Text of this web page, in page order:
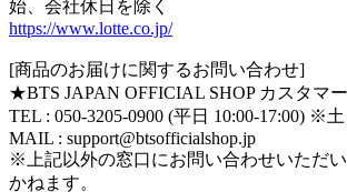
始、会社休日を除く
https://www.lotte.co.jp/
[商品のお届けに関するお問い合わせ]
★BTS JAPAN OFFICIAL SHOP カスタマ
TEL : 050-3205-0900 (平日 10:00-17:00) ※
MAIL : support@btsofficialshop.jp
※上記以外の窓口にお問い合わせいただ
かねます。